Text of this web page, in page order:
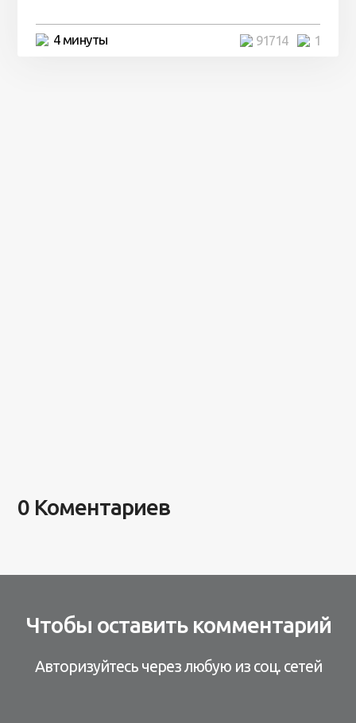
4 минуты 1
91714
0 Коментариев
Чтобы оставить комментарий
Авторизуйтесь через любую из соц. сетей